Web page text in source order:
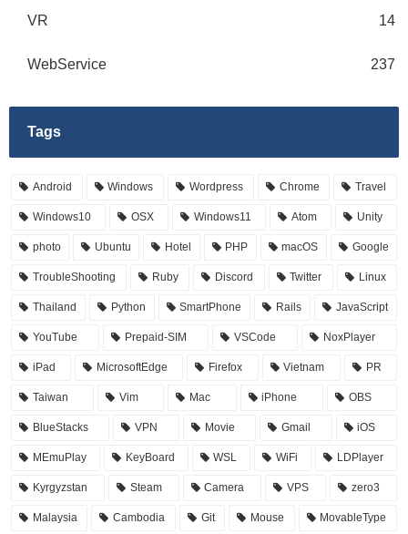
VR 14
WebService 237
Tags
Android Windows Wordpress Chrome Travel
Windows10 OSX Windows11 Atom Unity
photo Ubuntu Hotel PHP macOS Google
TroubleShooting Ruby Discord Twitter Linux
Thailand Python SmartPhone Rails JavaScript
YouTube Prepaid-SIM VSCode NoxPlayer
iPad MicrosoftEdge Firefox Vietnam PR
Taiwan Vim Mac iPhone OBS
BlueStacks VPN Movie Gmail iOS
MEmuPlay KeyBoard WSL WiFi LDPlayer
Kyrgyzstan Steam Camera VPS zero3
Malaysia Cambodia Git Mouse MovableType